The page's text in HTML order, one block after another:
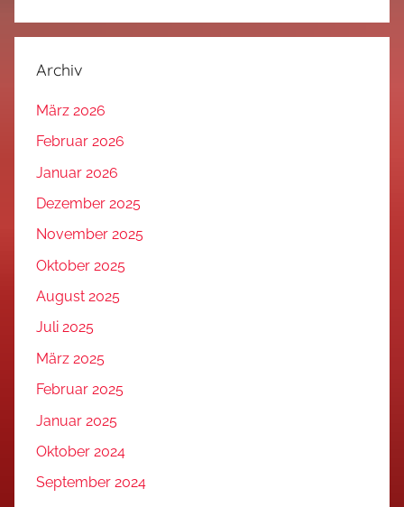
Archiv
März 2026
Februar 2026
Januar 2026
Dezember 2025
November 2025
Oktober 2025
August 2025
Juli 2025
März 2025
Februar 2025
Januar 2025
Oktober 2024
September 2024